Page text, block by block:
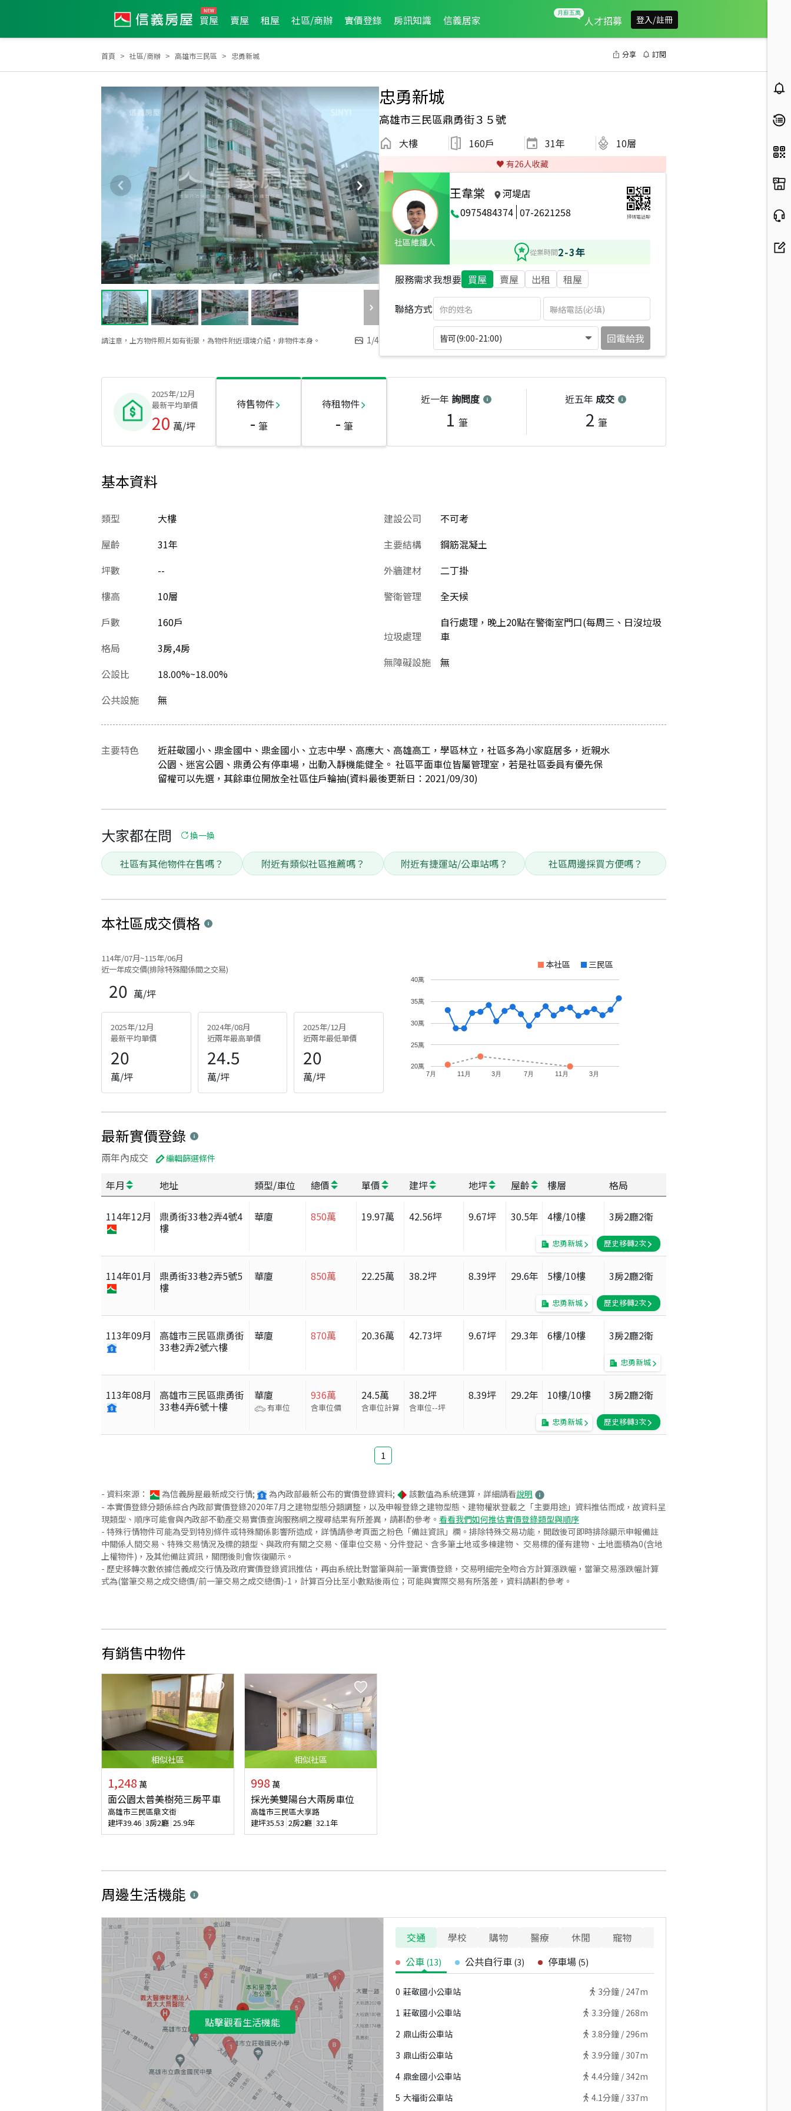
買屋 賣屋 租屋 社區/商辦 實價登錄 房訊知識 信義居家 人才招募 登入/註冊
首頁 社區/商辦 高雄市三民區 忠勇新城 分享 訂閱
請注意，上方物件照片如有街景，為物件附近環境介紹，非物件本身。 1/4
忠勇新城
高雄市三民區鼎勇街３５號
大樓 160戶 31年 10層
♥️ 有26人收藏
社區維護人
王韋棠
河堤店
0975484374 07-2621258 掃碼電話聊
2024年9月區成件TOP2
從業時間2-3年
服務需求我想要 買屋 賣屋 出租 租屋
聯絡方式
皆可(9:00-21:00) 回電給我
2025年/12月
最新平均單價
20 萬/坪
待售物件
- 筆
待租物件
- 筆
近一年 詢問度
1 筆
近五年 成交
2 筆
基本資料
類型
大樓
屋齡
31年
坪數
--
樓高
10層
戶數
160戶
格局
3房,4房
公設比
18.00%~18.00%
建設公司
不可考
主要結構
鋼筋混凝土
外牆建材
二丁掛
警衛管理
全天候
垃圾處理
自行處理，晚上20點在警衛室門口(每周三、日沒垃圾
車
無障礙設施
無
公共設施 無
主要特色
近莊敬國小、鼎金國中、鼎金國小、立志中學、高應大、高雄高工，學區林立，社區多為小家庭居多，近親水
公園、迷宮公園、鼎勇公有停車場，出動入靜機能健全。 社區平面車位皆屬管理室，若是社區委員有優先保
留權可以先選，其餘車位開放全社區住戶輪抽(資料最後更新日：2021/09/30)
大家都在問 換一換
社區有其他物件在售嗎？ 附近有類似社區推薦嗎？ 附近有捷運站/公車站嗎？ 社區周邊採買方便嗎？
本社區成交價格
114年/07月~115年/06月
近一年成交價(排除特殊關係間之交易)
20 萬/坪
2025年/12月
最新平均單價
20
萬/坪
2024年/08月
近兩年最高單價
24.5
萬/坪
2025年/12月
近兩年最低單價
20
萬/坪
本社區 三民區
7月 11月 3月 7月 11月 3月
20萬
25萬
30萬
35萬
40萬
最新實價登錄
兩年內成交 編輯篩選條件
年月 地址 類型/車位 總價 單價 建坪 地坪 屋齡 樓層 格局
114年12月
鼎勇街33巷2弄4號4
樓
華廈 850萬 19.97萬 42.56坪 9.67坪 30.5年 4樓/10樓 3房2廳2衛
忠勇新城 歷史移轉2次
114年01月
鼎勇街33巷2弄5號5
樓
華廈 850萬 22.25萬 38.2坪 8.39坪 29.6年 5樓/10樓 3房2廳2衛
忠勇新城 歷史移轉2次
113年09月
高雄市三民區鼎勇街
33巷2弄2號六樓
華廈 870萬 20.36萬 42.73坪 9.67坪 29.3年 6樓/10樓 3房2廳2衛
忠勇新城
113年08月
高雄市三民區鼎勇街
33巷4弄6號十樓
華廈
有車位
936萬
含車位價
24.5萬
含車位計算
38.2坪
含車位--坪
8.39坪 29.2年 10樓/10樓 3房2廳2衛
忠勇新城 歷史移轉3次
1
- 資料來源： 為信義房屋最新成交行情; 為內政部最新公布的實價登錄資料; 該數值為系統運算，詳細請看說明
- 本實價登錄分類係綜合內政部實價登錄2020年7月之建物型態分類調整，以及申報登錄之建物型態、建物權狀登載之「主要用途」資料推估而成，故資料呈
現類型、順序可能會與內政部不動產交易實價查詢服務網之搜尋結果有所差異，請斟酌參考。 看看我們如何推估實價登錄類型與順序
- 特殊行情物件可能為受到特別條件或特殊關係影響所造成，詳情請參考頁面之粉色「備註資訊」欄。排除特殊交易功能，開啟後可即時排除顯示申報備註
中關係人間交易、特殊交易情況及標的類型、與政府有關之交易、僅車位交易、分件登記、含多筆土地或多棟建物、 交易標的僅有建物、土地面積為0(含地
上權物件)，及其他備註資訊，關閉後則會恢復顯示。
- 歷史移轉次數依據信義成交行情及政府實價登錄資訊推估，再由系統比對當筆與前一筆實價登錄，交易明細完全吻合方計算漲跌幅，當筆交易漲跌幅計算
式為(當筆交易之成交總價/前一筆交易之成交總價)-1，計算百分比至小數點後兩位；可能與實際交易有所落差，資料請斟酌參考。
有銷售中物件
相似社區
1,248 萬
面公園太普美樹苑三房平車
高雄市三民區鼎文街
建坪39.46 3房2廳 25.9年
相似社區
998 萬
採光美雙陽台大兩房車位
高雄市三民區大享路
建坪35.53 2房2廳 32.1年
周邊生活機能
點擊觀看生活機能
交通 學校 購物 醫療 休閒 寵物
公車 (13) 公共自行車 (3) 停車場 (5)
0 莊敬國小公車站 3分鐘 / 247m
1 莊敬國小公車站 3.3分鐘 / 268m
2 鼎山街公車站 3.8分鐘 / 296m
3 鼎山街公車站 3.9分鐘 / 307m
4 鼎金國小公車站 4.4分鐘 / 342m
5 大福街公車站 4.1分鐘 / 337m